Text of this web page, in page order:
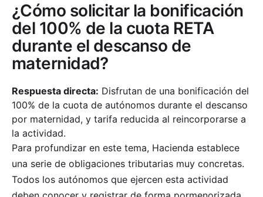
¿Cómo solicitar la bonificación
del 100% de la cuota RETA
durante el descanso de
maternidad?
Respuesta directa: Disfrutan de una bonificación del
100% de la cuota de autónomos durante el descanso
por maternidad, y tarifa reducida al reincorporarse a
la actividad.
Para profundizar en este tema, Hacienda establece
una serie de obligaciones tributarias muy concretas.
Todos los autónomos que ejercen esta actividad